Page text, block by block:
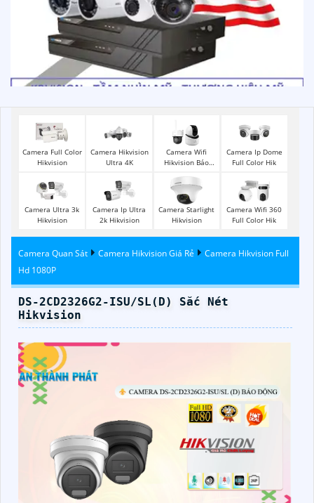
Camera Full Color
Hikvision
Camera Hikvision
Ultra 4K
Camera Wifi
Hikvision Báo
Camera Ip Dome
Full Color Hik
Camera Ultra 3k
Hikvision
Camera Ip Ultra
2k Hikvision
Camera Starlight
Hikvision
Camera Wifi 360
Full Color Hik
Camera Quan Sát Camera Hikvision Giá Rẻ
Camera Hikvision Full
Hd 1080P
DS-2CD2326G2-ISU/SL(D) Sắc Nét
Hikvision